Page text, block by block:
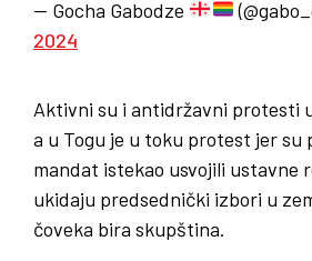
— Gocha Gabodze
2024
Aktivni su i antidržavni protesti
a u Togu je u toku protest jer su
mandat istekao usvojili ustavne
ukidaju predsednički izbori u
čoveka bira skupština.